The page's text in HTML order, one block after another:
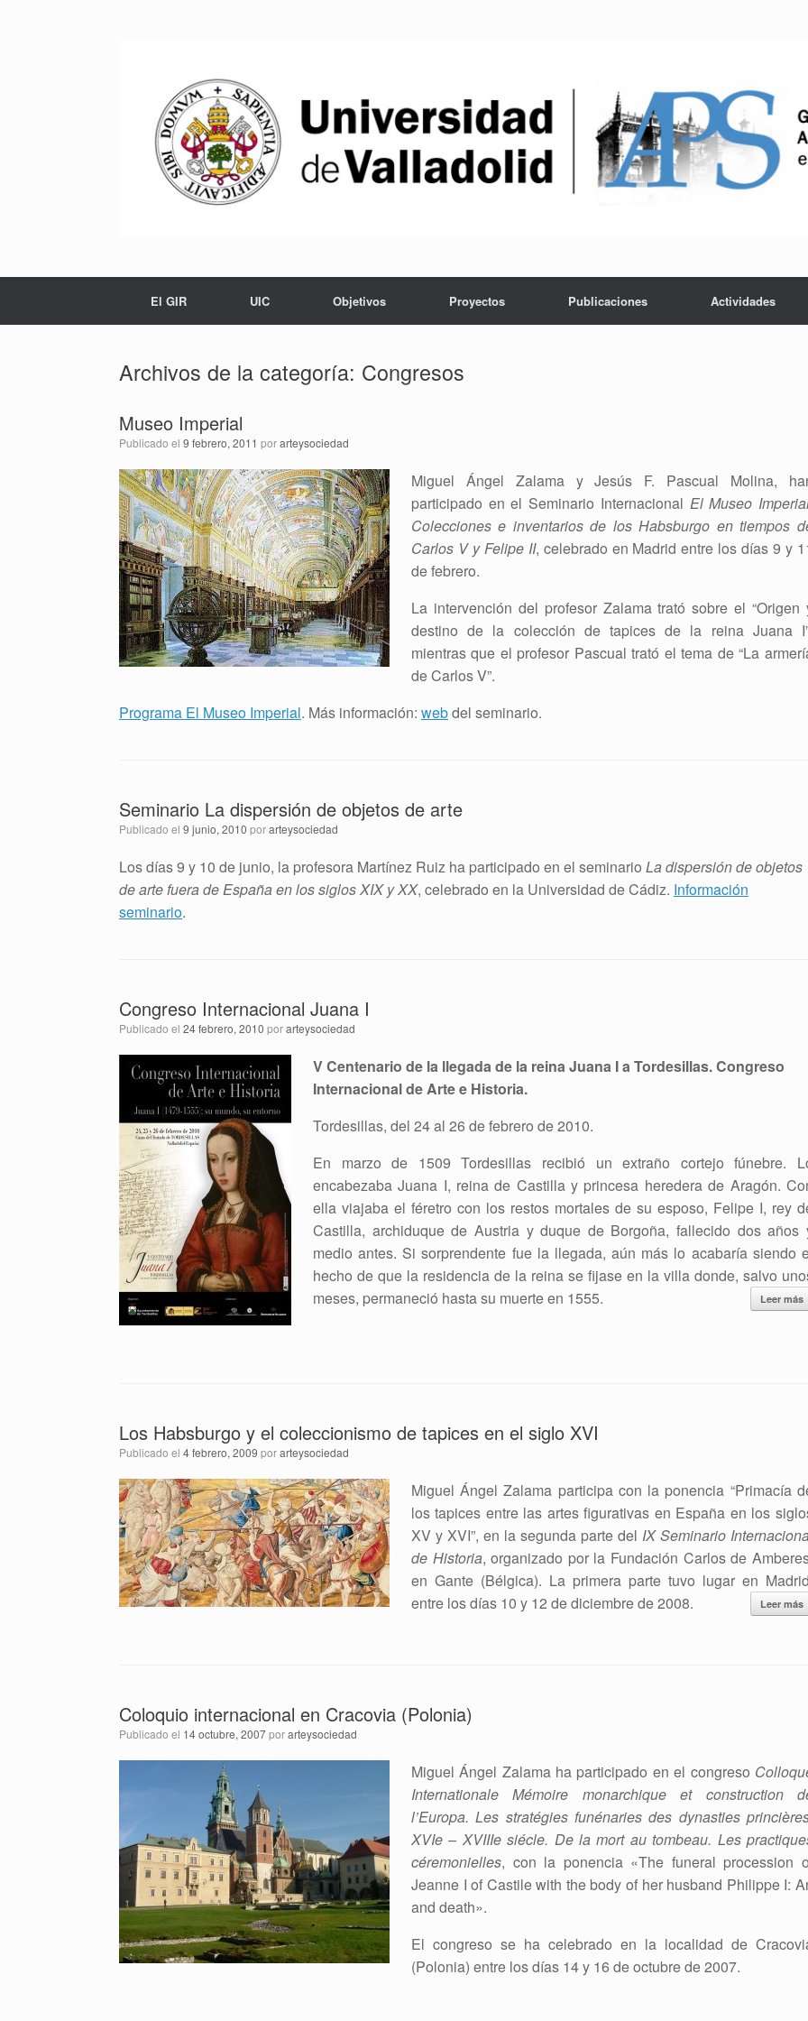
El GIR UIC Objetivos Proyectos Publicaciones Actividades
Archivos de la categoría: Congresos
Museo Imperial
Publicado el 9 febrero, 2011 porarteysociedad
Miguel Ángel Zalama y Jesús F. Pascual Molina,
participado en el Seminario Internacional El Museo
Colecciones e inventarios de los Habsburgo en tiempos
Carlos V y Felipe II, celebrado en Madrid entre los días 9 y
de febrero.
La intervención del profesor Zalama trató sobre el “Origen
destino de la colección de tapices de la reina Juana
mientras que el profesor Pascual trató el tema de “La
de Carlos V”.
Programa El Museo Imperial. Más información: webdel seminario.
Seminario La dispersión de objetos de arte
Publicado el 9 junio, 2010 porarteysociedad
Los días 9 y 10 de junio, la profesora Martínez Ruiz ha participado en el seminario La dispersión de objetos
de arte fuera de España en los siglos XIX y XX, celebrado en la Universidad de Cádiz. Información
seminario.
Congreso Internacional Juana I
Publicado el 24 febrero, 2010 porarteysociedad
V Centenario de la llegada de la reina Juana I a Tordesillas. Congreso
Internacional de Arte e Historia.
Tordesillas, del 24 al 26 de febrero de 2010.
En marzo de 1509 Tordesillas recibió un extraño cortejo fúnebre.
encabezaba Juana I, reina de Castilla y princesa heredera de Aragón.
ella viajaba el féretro con los restos mortales de su esposo, Felipe I, rey
Castilla, archiduque de Austria y duque de Borgoña, fallecido dos años
medio antes. Si sorprendente fue la llegada, aún más lo acabaría siendo
hecho de que la residencia de la reina se fijase en la villa donde, salvo
meses, permaneció hasta su muerte en 1555.
Leer más
Los Habsburgo y el coleccionismo de tapices en el siglo XVI
Publicado el 4 febrero, 2009 porarteysociedad
Miguel Ángel Zalama participa con la ponencia “Primacía
los tapices entre las artes figurativas en España en los
XV y XVI”, en la segunda parte del IX Seminario
de Historia, organizado por la Fundación Carlos de
en Gante (Bélgica). La primera parte tuvo lugar en
entre los días 10 y 12 de diciembre de 2008.
Leer más
Coloquio internacional en Cracovia (Polonia)
Publicado el 14 octubre, 2007porarteysociedad
Miguel Ángel Zalama ha participado en el congreso
Internationale Mémoire monarchique et construction
l’Europa. Les stratégies funénaries des dynasties
XVIe – XVIIIe siécle. De la mort au tombeau. Les
céremonielles, con la ponencia «The funeral procession
Jeanne I of Castile with the body of her husband Philippe I:
and death».
El congreso se ha celebrado en la localidad de
(Polonia) entre los días 14 y 16 de octubre de 2007.